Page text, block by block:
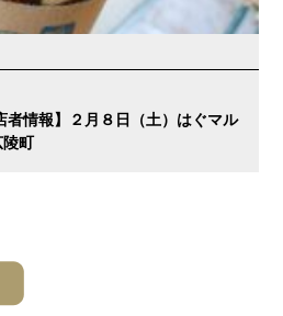
情報】２月８日（土）はぐマル
町